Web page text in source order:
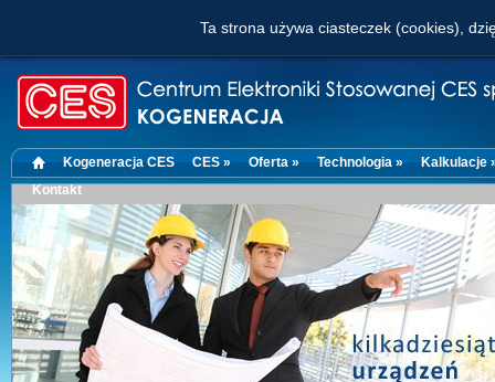
Kogeneracja CES CES » Oferta » Technologia »
Kalkulacje
Kontakt
Ta strona używa ciasteczek (cookies),